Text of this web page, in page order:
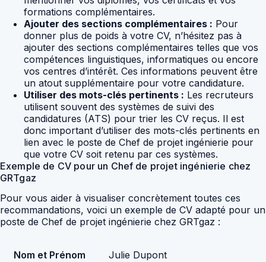
formations complémentaires.
Ajouter des sections complémentaires : Pour
donner plus de poids à votre CV, n’hésitez pas à
ajouter des sections complémentaires telles que vos
compétences linguistiques, informatiques ou encore
vos centres d’intérêt. Ces informations peuvent être
un atout supplémentaire pour votre candidature.
Utiliser des mots-clés pertinents : Les recruteurs
utilisent souvent des systèmes de suivi des
candidatures (ATS) pour trier les CV reçus. Il est
donc important d’utiliser des mots-clés pertinents en
lien avec le poste de Chef de projet ingénierie pour
que votre CV soit retenu par ces systèmes.
Exemple de CV pour un Chef de projet ingénierie chez
GRTgaz
Pour vous aider à visualiser concrètement toutes ces
recommandations, voici un exemple de CV adapté pour un
poste de Chef de projet ingénierie chez GRTgaz :
Nom et Prénom Julie Dupont